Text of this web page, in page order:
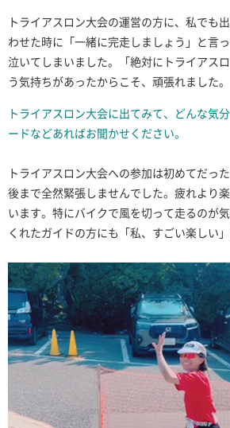
トライアスロン大会の運営の方に、私でも
わせた時に「一緒に完走しましょう」と言
泣いてしまいました。「絶対にトライアス
う気持ちがあったからこそ、頑張れました。
トライアスロン大会に出てみて、どんな気
ードなどあればお聞かせください。
トライアスロン大会への参加は初めてだっ
後まで全然緊張しませんでした。疲れより
います。特にバイクで風を切って走るのが
くれたガイドの方にも「私、すごい楽しい